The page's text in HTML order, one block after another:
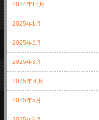
2024年12月
2025年1月
2025年2月
2025年3月
2025年４月
2025年5月